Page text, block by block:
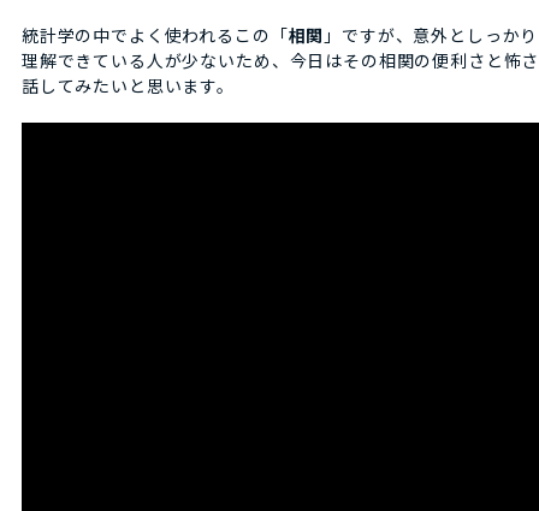
統計学の中でよく使われるこの「相関 」ですが、意外としっか
理解できている人が少ないため、今日はその相関の便利さと怖
話してみたいと思います。